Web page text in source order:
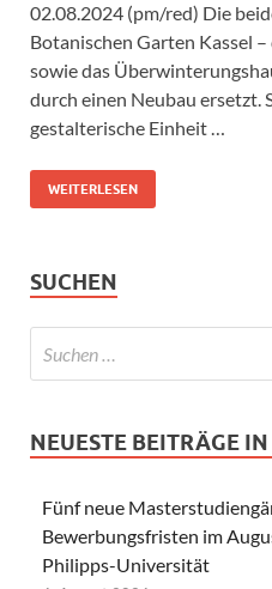
02.08.2024 (pm/red) Die
Botanischen Garten Kassel
sowie das
durch einen Neubau ersetzt.
gestalterische Einheit …
WEITERLESEN
SUCHEN
NEUESTE BEITRÄGE
Fünf neue
Bewerbungsfristen im
Philipps-Universität